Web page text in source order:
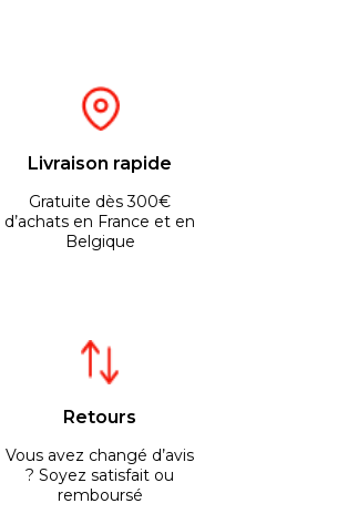
Livraison rapide
Gratuite dès 300€
d’achats en France et en
Belgique
Retours
Vous avez changé d’avis
? Soyez satisfait ou
remboursé